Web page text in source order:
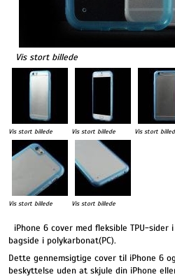
Vis stort billede
Vis stort billede Vis stort billede Vis stort
Vis stort billede Vis stort billede
iPhone 6 cover med fleksible TPU-
bagside i polykarbonat(PC).
Dette gennemsigtige cover til iPhone 6
beskyttelse uden at skjule din iPhone